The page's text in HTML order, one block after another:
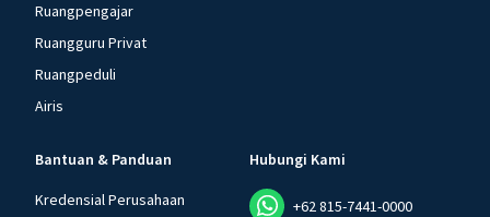
Ruangpengajar
Ruangguru Privat
Ruangpeduli
Airis
Bantuan & Panduan
Kredensial Perusahaan
Hubungi Kami
+62 815-7441-0000